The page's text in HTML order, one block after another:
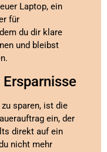
Laptop, ein
für
du dir klare
und bleibst
sparen, ist die
ein, der
direkt auf ein
nicht mehr